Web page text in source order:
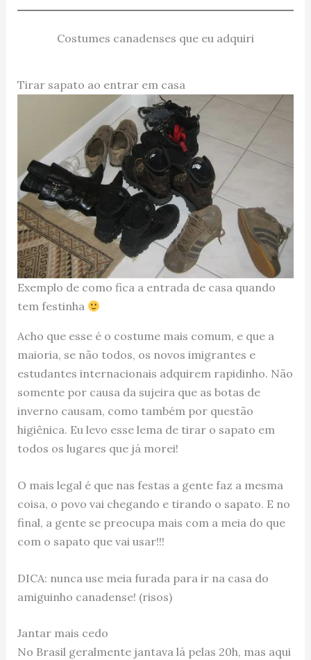
Costumes canadenses que eu adquiri
Tirar sapato ao entrar em casa
Exemplo de como fica a entrada de casa quando
tem festinha
Acho que esse é o costume mais comum, e que a
maioria, se não todos, os novos imigrantes e
estudantes internacionais adquirem rapidinho. Não
somente por causa da sujeira que as botas de
inverno causam, como também por questão
higiênica. Eu levo esse lema de tirar o sapato em
todos os lugares que já morei!
O mais legal é que nas festas a gente faz a mesma
coisa, o povo vai chegando e tirando o sapato. E no
final, a gente se preocupa mais com a meia do que
com o sapato que vai usar!!!
DICA: nunca use meia furada para ir na casa do
amiguinho canadense! (risos)
Jantar mais cedo
No Brasil geralmente jantava lá pelas 20h, mas aqui